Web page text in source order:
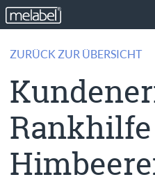
ZURÜCK ZUR ÜBERSICHT